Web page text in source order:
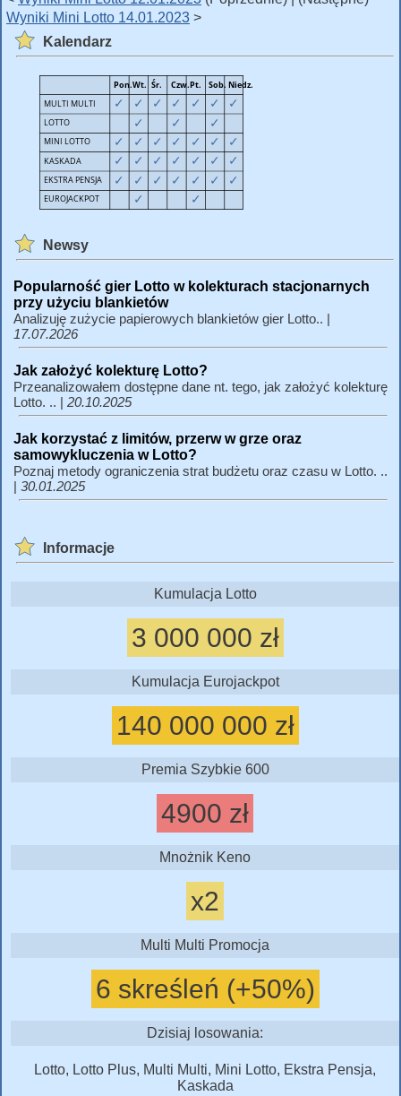
Wyniki Mini Lotto 14.01.2023 >
Kalendarz
Newsy
Popularność gier Lotto w kolekturach stacjonarnych
przy użyciu blankietów
Analizuję zużycie papierowych blankietów gier Lotto.. |
17.07.2026
Jak założyć kolekturę Lotto?
Przeanalizowałem dostępne dane nt. tego, jak założyć kolekturę
Lotto. .. | 20.10.2025
Jak korzystać z limitów, przerw w grze oraz
samowykluczenia w Lotto?
Poznaj metody ograniczenia strat budżetu oraz czasu w Lotto. ..
| 30.01.2025
Informacje
Kumulacja Lotto
3 000 000 zł
Kumulacja Eurojackpot
140 000 000 zł
Premia Szybkie 600
4900 zł
Mnożnik Keno
x2
Multi Multi Promocja
6 skreśleń (+50%)
Dzisiaj losowania:
Lotto, Lotto Plus, Multi Multi, Mini Lotto, Ekstra Pensja,
Kaskada